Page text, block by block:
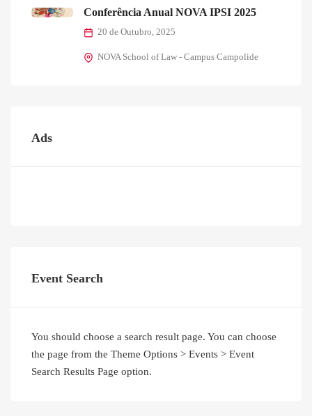
Conferência Anual NOVA IPSI 2025
20 de Outubro, 2025
NOVA School of Law - Campus Campolide
Ads
Event Search
You should choose a search result page. You can choose
the page from the Theme Options > Events > Event
Search Results Page option.